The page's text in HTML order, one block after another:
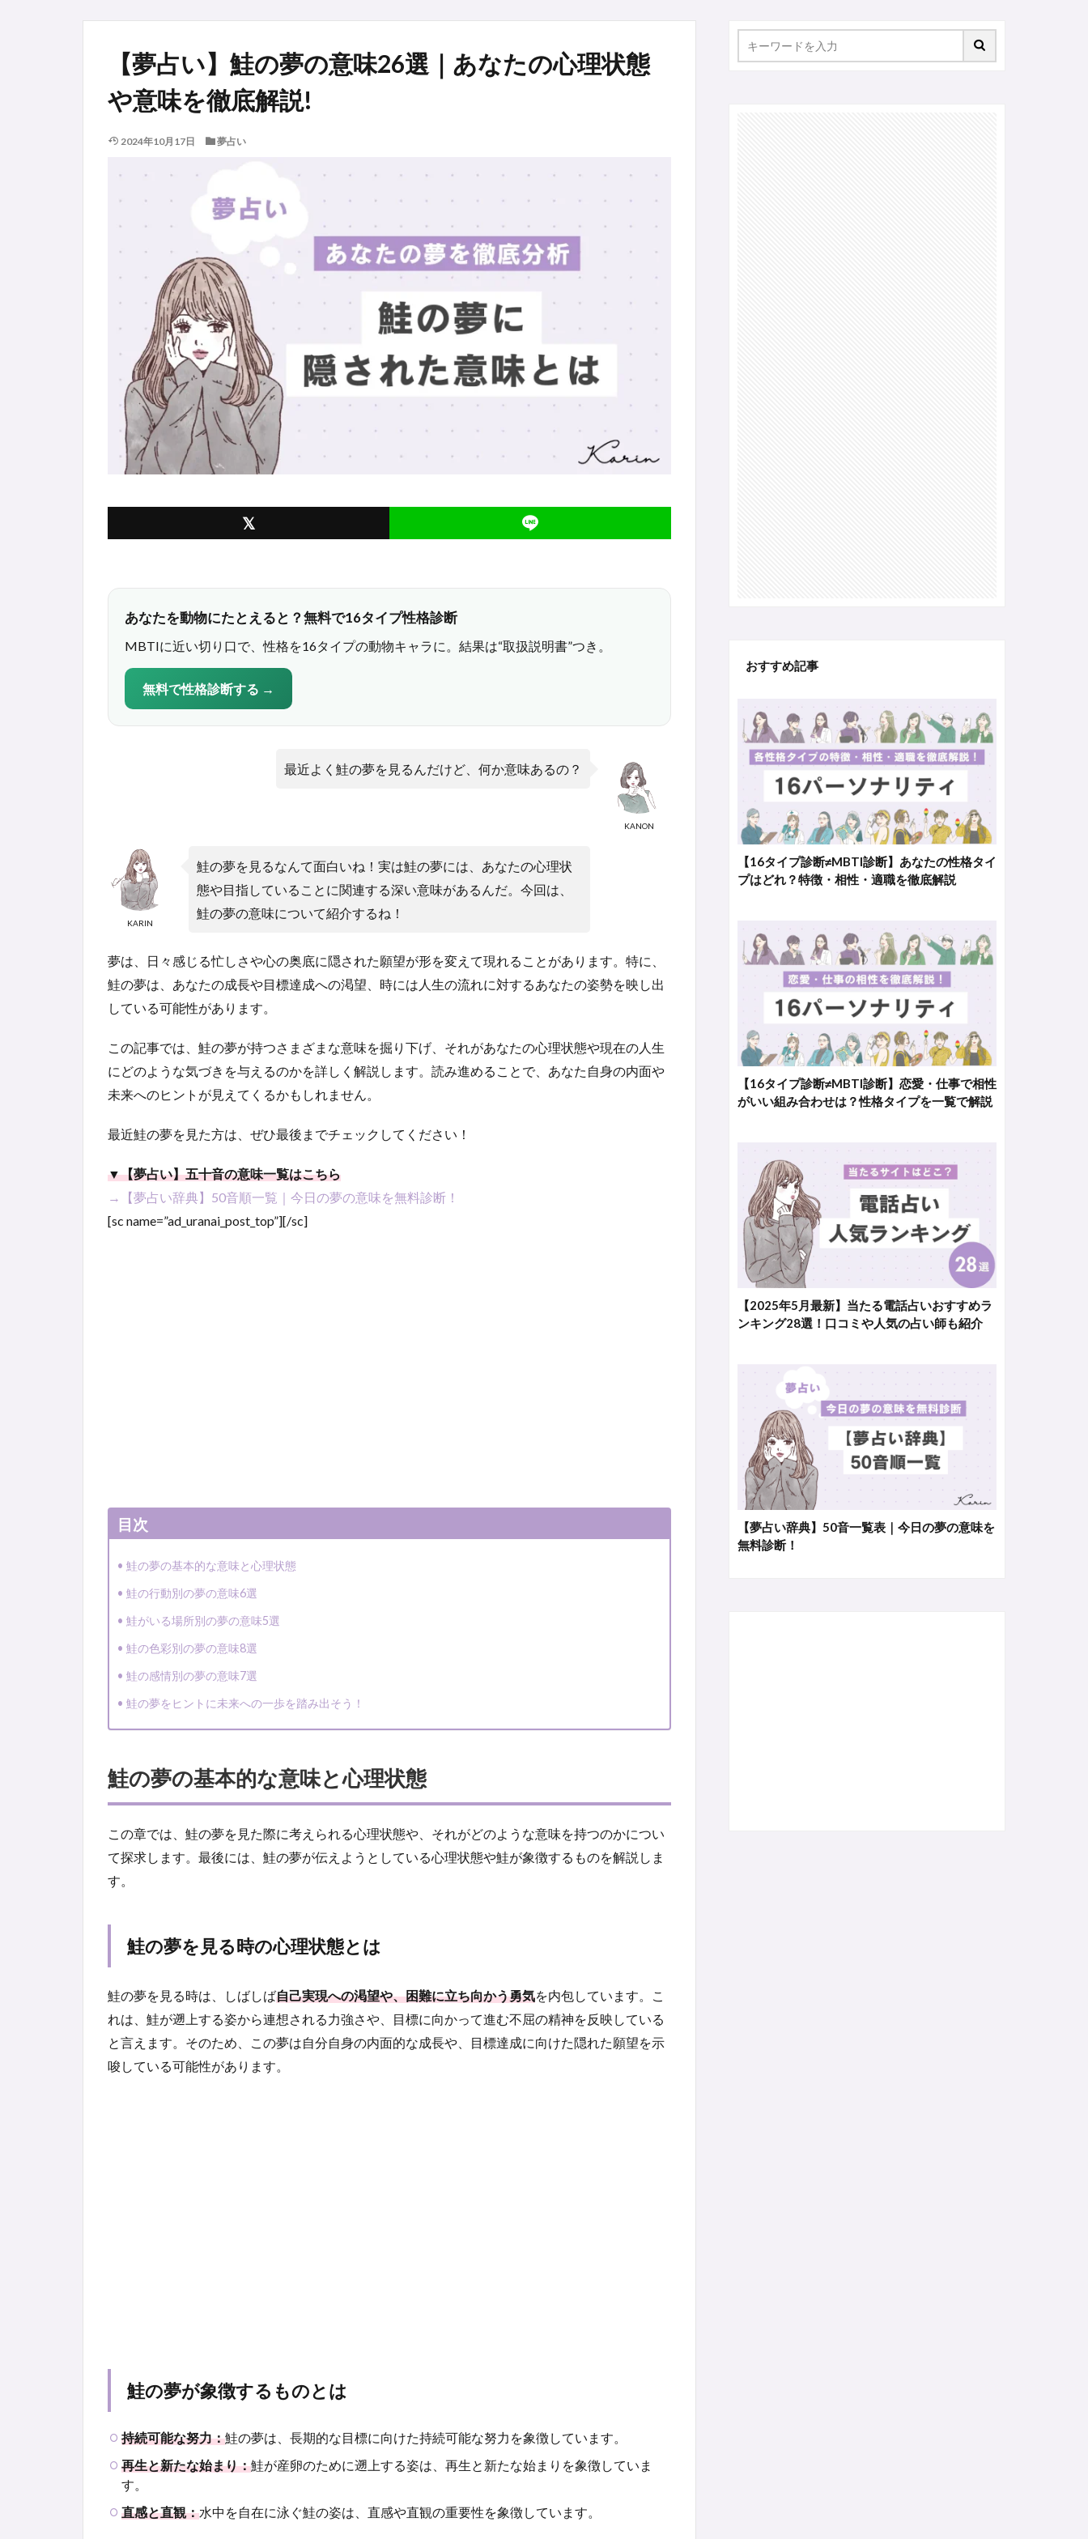
【夢占い】鮭の夢の意味26選｜あなたの心理状態
や意味を徹底解説!
2024年10月17日 夢占い
あなたを動物にたとえると？無料で16タイプ性格診断
MBTIに近い切り口で、性格を16タイプの動物キャラに。結果は“取扱説明書”つき。
無料で性格診断する →
KANON
最近よく鮭の夢を見るんだけど、何か意味あるの？
KARIN
鮭の夢を見るなんて面白いね！実は鮭の夢には、あなたの心理状
態や目指していることに関連する深い意味があるんだ。今回は、
鮭の夢の意味について紹介するね！
夢は、日々感じる忙しさや心の奥底に隠された願望が形を変えて現れることがあります。特に、
鮭の夢は、あなたの成長や目標達成への渇望、時には人生の流れに対するあなたの姿勢を映し出
している可能性があります。
この記事では、鮭の夢が持つさまざまな意味を掘り下げ、それがあなたの心理状態や現在の人生
にどのような気づきを与えるのかを詳しく解説します。読み進めることで、あなた自身の内面や
未来へのヒントが見えてくるかもしれません。
最近鮭の夢を見た方は、ぜひ最後までチェックしてください！
▼【夢占い】五十音の意味一覧はこちら
→【夢占い辞典】50音順一覧｜今日の夢の意味を無料診断！
[sc name=”ad_uranai_post_top”][/sc]
目次
鮭の夢の基本的な意味と心理状態
鮭の行動別の夢の意味6選
鮭がいる場所別の夢の意味5選
鮭の色彩別の夢の意味8選
鮭の感情別の夢の意味7選
鮭の夢をヒントに未来への一歩を踏み出そう！
鮭の夢の基本的な意味と心理状態
この章では、鮭の夢を見た際に考えられる心理状態や、それがどのような意味を持つのかについ
て探求します。最後には、鮭の夢が伝えようとしている心理状態や鮭が象徴するものを解説しま
す。
鮭の夢を見る時の心理状態とは
鮭の夢を見る時は、しばしば自己実現への渇望や、困難に立ち向かう勇気を内包しています。こ
れは、鮭が遡上する姿から連想される力強さや、目標に向かって進む不屈の精神を反映している
と言えます。そのため、この夢は自分自身の内面的な成長や、目標達成に向けた隠れた願望を示
唆している可能性があります。
鮭の夢が象徴するものとは
持続可能な努力：鮭の夢は、長期的な目標に向けた持続可能な努力を象徴しています。
再生と新たな始まり：鮭が産卵のために遡上する姿は、再生と新たな始まりを象徴していま
す。
直感と直観：水中を自在に泳ぐ鮭の姿は、直感や直観の重要性を象徴しています。
おすすめ記事
【16タイプ診断≠MBTI診断】あなたの性格タイ
プはどれ？特徴・相性・適職を徹底解説
【16タイプ診断≠MBTI診断】恋愛・仕事で相性
がいい組み合わせは？性格タイプを一覧で解説
【2025年5月最新】当たる電話占いおすすめラ
ンキング28選！口コミや人気の占い師も紹介
【夢占い辞典】50音一覧表｜今日の夢の意味を
無料診断！